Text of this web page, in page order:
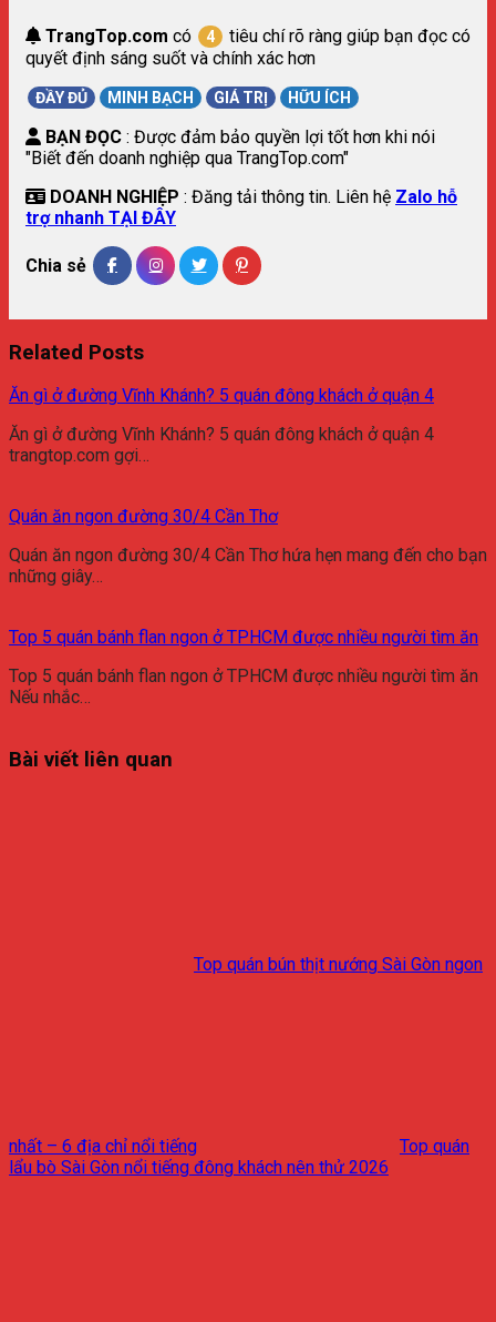
TrangTop.com có 4
tiêu chí rõ ràng giúp bạn đọc có
quyết định sáng suốt và chính xác hơn
ĐẦY ĐỦ MINH BẠCH GIÁ TRỊ HỮU ÍCH
BẠN ĐỌC : Được đảm bảo quyền lợi tốt hơn khi nói
"Biết đến doanh nghiệp qua TrangTop.com"
DOANH NGHIỆP : Đăng tải thông tin. Liên hệ Zalo hỗ
trợ nhanh TẠI ĐÂY
Chia sẻ
Related Posts
Ăn gì ở đường Vĩnh Khánh? 5 quán đông khách ở quận 4
Ăn gì ở đường Vĩnh Khánh? 5 quán đông khách ở quận 4
trangtop.com gợi…
Quán ăn ngon đường 30/4 Cần Thơ
Quán ăn ngon đường 30/4 Cần Thơ hứa hẹn mang đến cho bạn
những giây…
Top 5 quán bánh flan ngon ở TPHCM được nhiều người tìm ăn
Top 5 quán bánh flan ngon ở TPHCM được nhiều người tìm ăn
Nếu nhắc…
Bài viết liên quan
Top quán bún thịt nướng Sài Gòn ngon
nhất – 6 địa chỉ nổi tiếng
Top quán
lẩu bò Sài Gòn nổi tiếng đông khách nên thử 2026